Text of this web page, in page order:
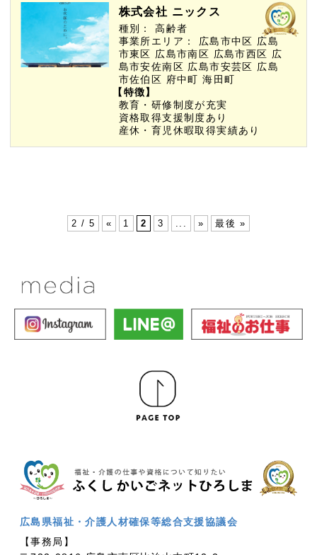
株式会社 ニックス
種別：
高齢者
事業所エリア：
広島市中区 広島
市東区 広島市南区 広島市西区 広
島市安佐南区 広島市安芸区 広島
市佐伯区 府中町海田町
【特徴】
教育・研修制度が充実
資格取得支援制度あり
産休・育児休暇取得実績あり
2 / 5 « 1 2 3 » 最後 »
広島県福祉・介護人材確保等総合支援協議会
【事務局】